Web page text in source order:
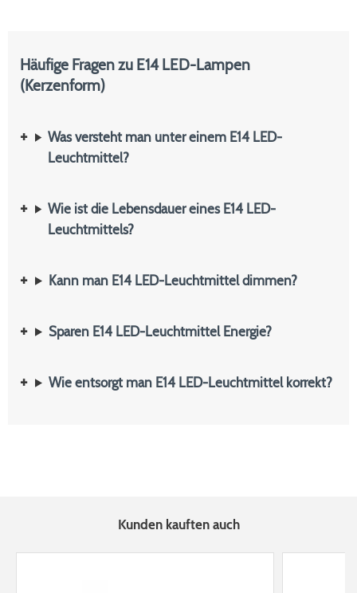
Häufige Fragen zu E14 LED-Lampen
(Kerzenform)
Was versteht man unter einem E14 LED-
Leuchtmittel?
Wie ist die Lebensdauer eines E14 LED-
Leuchtmittels?
Kann man E14 LED-Leuchtmittel dimmen?
Sparen E14 LED-Leuchtmittel Energie?
Wie entsorgt man E14 LED-Leuchtmittel korrekt?
Kunden kauften auch